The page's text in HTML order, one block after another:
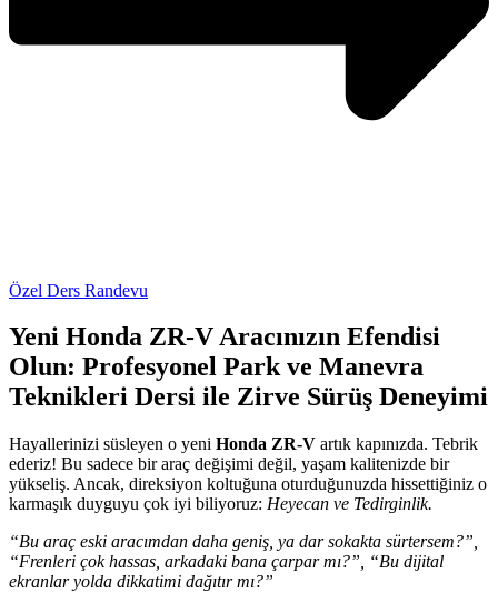
Özel Ders Randevu
Yeni Honda ZR-V Aracınızın Efendisi
Olun: Profesyonel Park ve Manevra
Teknikleri Dersi ile Zirve Sürüş Deneyimi
Hayallerinizi süsleyen o yeni Honda ZR-V artık kapınızda. Tebrik
ederiz! Bu sadece bir araç değişimi değil, yaşam kalitenizde bir
yükseliş. Ancak, direksiyon koltuğuna oturduğunuzda hissettiğiniz o
karmaşık duyguyu çok iyi biliyoruz: Heyecan ve Tedirginlik.
“Bu araç eski aracımdan daha geniş, ya dar sokakta sürtersem?”,
“Frenleri çok hassas, arkadaki bana çarpar mı?”, “Bu dijital
ekranlar yolda dikkatimi dağıtır mı?”